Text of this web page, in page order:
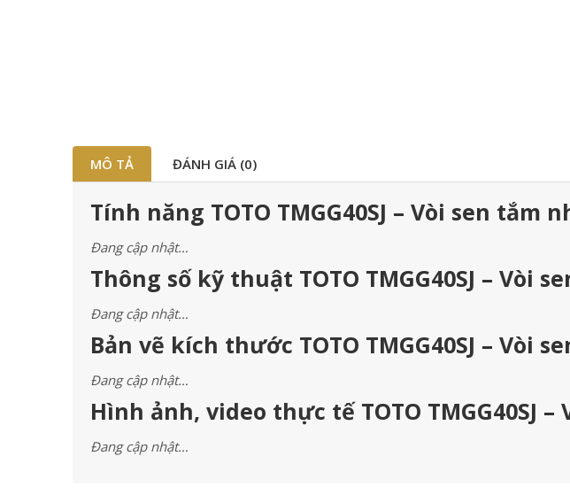
MÔ TẢ ĐÁNH GIÁ (0)
Tính năng TOTO TMGG40SJ – Vòi sen tắm
Đang cập nhật…
Thông số kỹ thuật TOTO TMGG40SJ – Vòi
Đang cập nhật…
Bản vẽ kích thước TOTO TMGG40SJ – Vòi
Đang cập nhật…
Hình ảnh, video thực tế TOTO TMGG40SJ
Đang cập nhật…